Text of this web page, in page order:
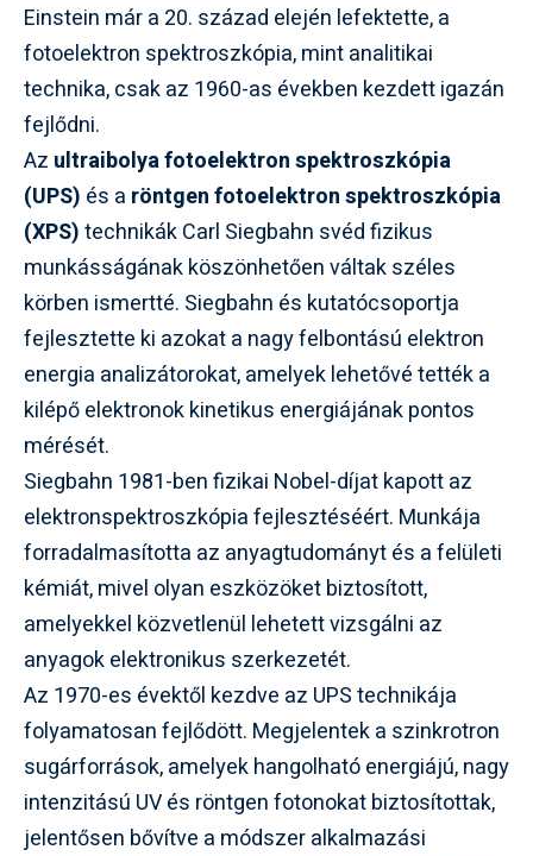
Einstein már a 20. század elején lefektette, a
fotoelektron spektroszkópia, mint analitikai
technika, csak az 1960-as években kezdett igazán
fejlődni.
Az ultraibolya fotoelektron spektroszkópia
(UPS) és a röntgen fotoelektron spektroszkópia
(XPS)technikák Carl Siegbahn svéd fizikus
munkásságának köszönhetően váltak széles
körben ismertté. Siegbahn és kutatócsoportja
fejlesztette ki azokat a nagy felbontású elektron
energia analizátorokat, amelyek lehetővé tették a
kilépő elektronok kinetikus energiájának pontos
mérését.
Siegbahn 1981-ben fizikai Nobel-díjat kapott az
elektronspektroszkópia fejlesztéséért. Munkája
forradalmasította az anyagtudományt és a felületi
kémiát, mivel olyan eszközöket biztosított,
amelyekkel közvetlenül lehetett vizsgálni az
anyagok elektronikus szerkezetét.
Az 1970-es évektől kezdve az UPS technikája
folyamatosan fejlődött. Megjelentek a szinkrotron
sugárforrások, amelyek hangolható energiájú, nagy
intenzitású UV és röntgen fotonokat biztosítottak,
jelentősen bővítve a módszer alkalmazási